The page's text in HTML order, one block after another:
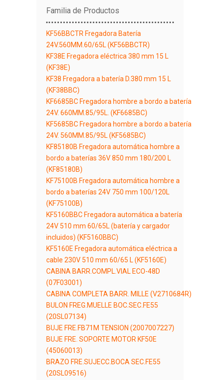
Familia de Productos
KF56BBCTR Fregadora Batería
24V.560MM.60/65L (KF56BBCTR)
KF38E Fregadora eléctrica 380 mm 15 L
(KF38E)
KF38 Fregadora a batería D.380 mm 15 L
(KF38BBC)
KF6685BC Fregadora hombre a bordo a batería
24V. 660MM.85/95L. (KF6685BC)
KF5685BC Fregadora hombre a bordo a batería
24V. 560MM.85/95L (KF5685BC)
KF85180B Fregadora automática hombre a
bordo a baterías 36V 850 mm 180/200 L
(KF85180B)
KF75100B Fregadora automática hombre a
bordo a baterías 24V 750 mm 100/120L
(KF75100B)
KF5160BBC Fregadora automática a batería
24V 510 mm 60/65L (batería y cargador
incluidos) (KF5160BBC)
KF5160E Fregadora automática eléctrica a
cable 230V 510 mm 60/65 L (KF5160E)
CABINA BARR.COMPL.VIAL ECO-48D
(07F03001)
CABINA COMPLETA BARR. MILLE (V2710684R)
BULON FREG.MUELLE BOC.SEC.FE55
(20SL07134)
BUJE FRE.FB71M TENSION (2007007227)
BUJE FRE. SOPORTE MOTOR KF50E
(45060013)
BRAZO FRE.SUJECC.BOCA SEC.FE55
(20SL09516)